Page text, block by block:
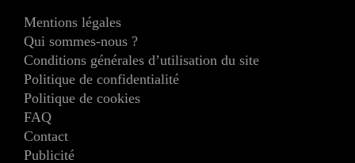
Mentions légales
Qui sommes-nous ?
Conditions générales d’utilisation du site
Politique de confidentialité
Politique de cookies
FAQ
Contact
Publicité